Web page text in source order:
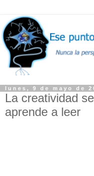
lunes, 9 de mayo de
La creatividad
aprende a leer